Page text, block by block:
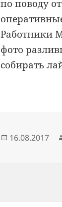
по поводу
Работники
фото
собирать
16.08.2017